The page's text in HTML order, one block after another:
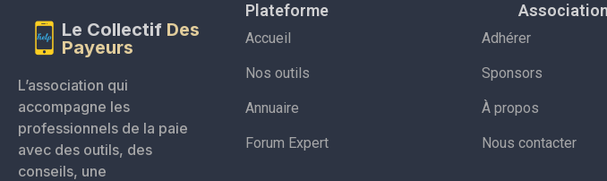
Le Collectif Des
Payeurs
L’association qui
accompagne les
professionnels de la paie
avec des outils, des
conseils, une
Plateforme
Accueil
Nos outils
Annuaire
Forum Expert
Association
Adhérer
Sponsors
À propos
Nous contacter